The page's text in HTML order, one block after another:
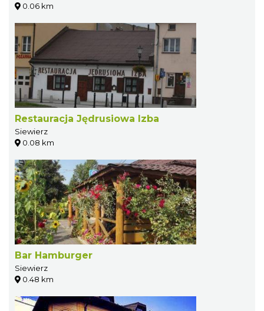
0.06 km
Restauracja Jędrusiowa Izba
Siewierz
0.08 km
Bar Hamburger
Siewierz
0.48 km